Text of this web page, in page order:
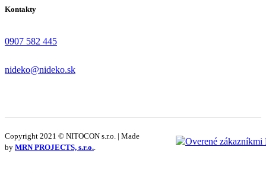
Kontakty
0907 582 445
nideko@nideko.sk
Copyright 2021 © NITOCON s.r.o. | Made
by MRN PROJECTS, s.r.o..